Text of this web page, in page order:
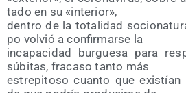
ta­do en su «inte­rior»,
den­tro de la tota­li­dad
po vol­vió a con­fir­mar­se la
inca­pa­ci­dad bur­gue­sa para
súbi­tas, fra­ca­so tan­to más
estre­pi­to­so cuan­to que exis­tían